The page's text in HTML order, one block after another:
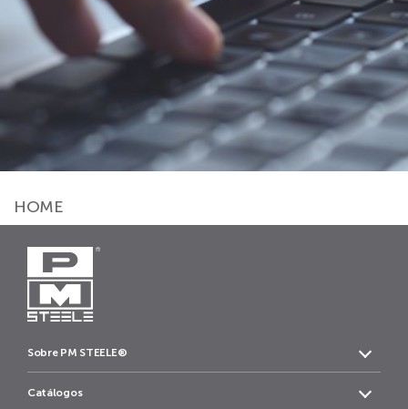
HOME
Sobre PM STEELE®
Catálogos